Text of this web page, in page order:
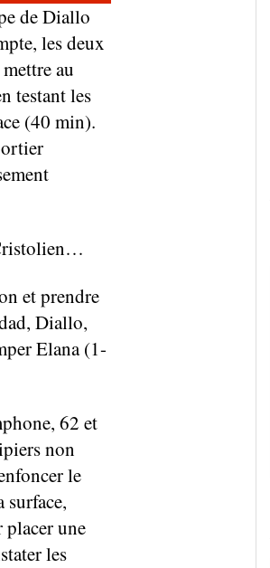
de Diallo
les deux
au
testant les
(40 min).
et prendre
Diallo,
Elana (1-
62 et
non
le
surface,
une
les